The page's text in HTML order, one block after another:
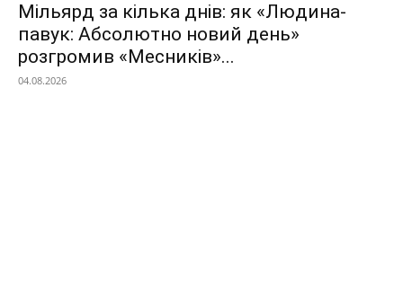
Мільярд за кілька днів: як «Людина-
павук: Абсолютно новий день»
розгромив «Месників»...
04.08.2026